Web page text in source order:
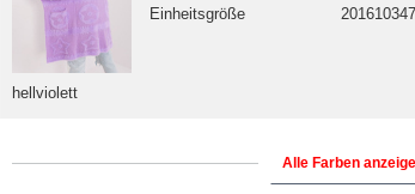
hellviolett
Einheitsgröße
Alle Farben